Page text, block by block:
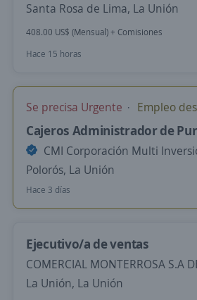
Santa Rosa de Lima, La Unión
408.00 US$ (Mensual) + Comisiones
Hace 15 horas
Se precisa Urgente Empleo
Cajeros Administrador de
CMI Corporación Multi
Polorós, La Unión
Hace 3 días
Ejecutivo/a de ventas
COMERCIAL MONTERROSA S.A
La Unión, La Unión